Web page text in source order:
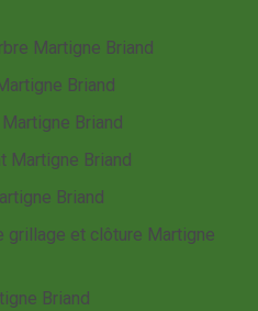
Martigne Briand
Briand
Briand
Martigne Briand
Briand
grillage et clôture Martigne
Briand